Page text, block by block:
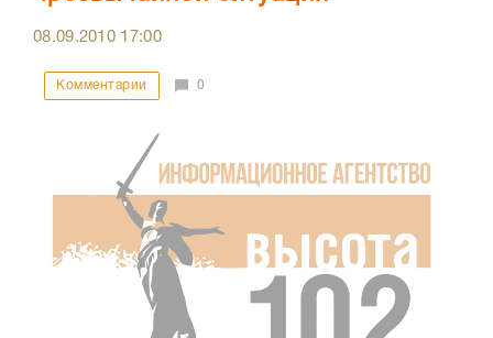
08.09.2010 17:00
Комментарии 0